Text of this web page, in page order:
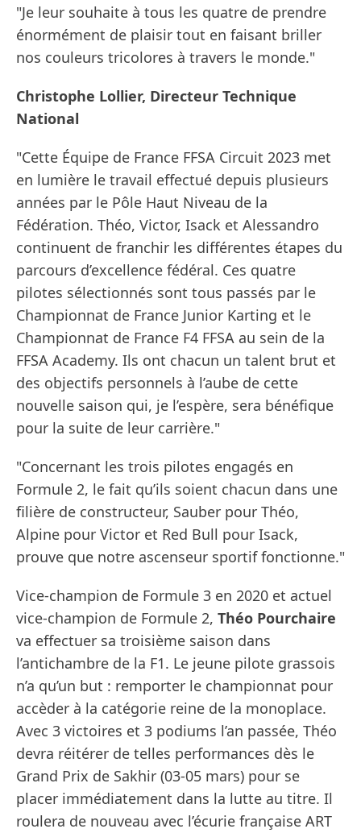
"Je leur souhaite à tous les quatre de prendre
énormément de plaisir tout en faisant briller
nos couleurs tricolores à travers le monde."
Christophe Lollier, Directeur Technique
National
"Cette Équipe de France FFSA Circuit 2023 met
en lumière le travail effectué depuis plusieurs
années par le Pôle Haut Niveau de la
Fédération. Théo, Victor, Isack et Alessandro
continuent de franchir les différentes étapes du
parcours d’excellence fédéral. Ces quatre
pilotes sélectionnés sont tous passés par le
Championnat de France Junior Karting et le
Championnat de France F4 FFSA au sein de la
FFSA Academy. Ils ont chacun un talent brut et
des objectifs personnels à l’aube de cette
nouvelle saison qui, je l’espère, sera bénéfique
pour la suite de leur carrière."
"Concernant les trois pilotes engagés en
Formule 2, le fait qu’ils soient chacun dans une
filière de constructeur, Sauber pour Théo,
Alpine pour Victor et Red Bull pour Isack,
prouve que notre ascenseur sportif fonctionne."
Vice-champion de Formule 3 en 2020 et actuel
vice-champion de Formule 2, Théo Pourchaire
va effectuer sa troisième saison dans
l’antichambre de la F1. Le jeune pilote grassois
n’a qu’un but : remporter le championnat pour
accèder à la catégorie reine de la monoplace.
Avec 3 victoires et 3 podiums l’an passée, Théo
devra réitérer de telles performances dès le
Grand Prix de Sakhir (03-05 mars) pour se
placer immédiatement dans la lutte au titre. Il
roulera de nouveau avec l’écurie française ART